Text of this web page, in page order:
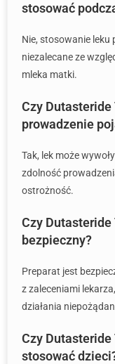
stosować
Nie, stosowanie leku
niezalecane ze
mleka matki.
Czy Dutasteride
prowadzenie
Tak, lek może
zdolność
ostrożność.
Czy
bezpieczny?
Preparat jest
z zaleceniami
działania
Czy
stosować